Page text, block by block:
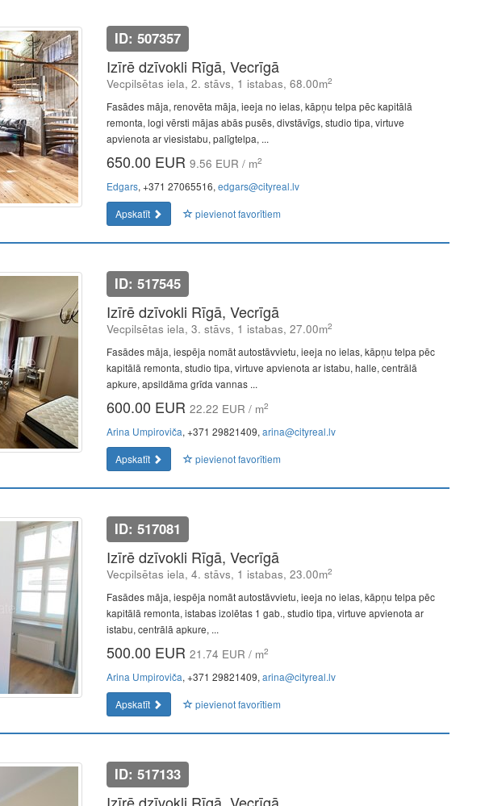
ID: 507357
Izīrē dzīvokli Rīgā, Vecrīgā
Vecpilsētas iela, 2. stāvs, 1 istabas, 68.00m2
Fasādes māja, renovēta māja, ieeja no ielas, kāpņu telpa pēc kapitālā
remonta, logi vērsti mājas abās pusēs, divstāvīgs, studio tipa, virtuve
apvienota ar viesistabu, palīgtelpa, ...
650.00 EUR 9.56 EUR / m2
Edgars, +371 27065516, edgars@cityreal.lv
Apskatīt
pievienot favorītiem
ID: 517545
Izīrē dzīvokli Rīgā, Vecrīgā
Vecpilsētas iela, 3. stāvs, 1 istabas, 27.00m2
Fasādes māja, iespēja nomāt autostāvvietu, ieeja no ielas, kāpņu telpa pēc
kapitālā remonta, studio tipa, virtuve apvienota ar istabu, halle, centrālā
apkure, apsildāma grīda vannas ...
600.00 EUR 22.22 EUR / m2
Arina Umpiroviča, +371 29821409, arina@cityreal.lv
Apskatīt
pievienot favorītiem
ID: 517081
Izīrē dzīvokli Rīgā, Vecrīgā
Vecpilsētas iela, 4. stāvs, 1 istabas, 23.00m2
Fasādes māja, iespēja nomāt autostāvvietu, ieeja no ielas, kāpņu telpa pēc
kapitālā remonta, istabas izolētas 1 gab., studio tipa, virtuve apvienota ar
istabu, centrālā apkure, ...
500.00 EUR 21.74 EUR / m2
Arina Umpiroviča, +371 29821409, arina@cityreal.lv
Apskatīt
pievienot favorītiem
ID: 517133